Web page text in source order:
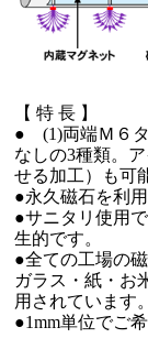
【 特 長 】
● (1)両端Ｍ６タ
なしの3種類。
せる加工）も可
●永久磁石を利
●サニタリ使用
生的です。
●全ての工場の
ガラス・紙・お
用されています。
●1mm単位でご